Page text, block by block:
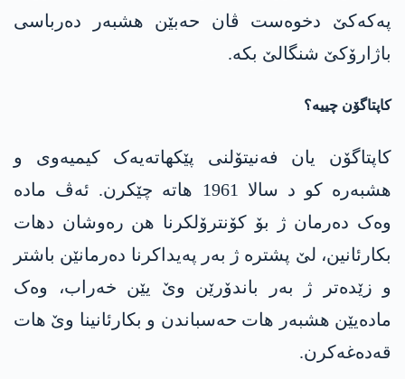
پەکەکێ دخوەست ڤان حەبێن هشبەر دەرباسی
باژارۆکێ شنگالێ بکە.
کاپتاگۆن چییە؟
کاپتاگۆن یان فەنیتۆلنی پێکھاتەیەک کیمیەوی و
هشبەرە کو د سالا 1961 ھاتە چێکرن. ئەڤ مادە
وەک دەرمان ژ بۆ کۆنترۆلکرنا ھن رەوشان دھات
بکارئانین، لێ پشترە ژ بەر پەیداکرنا دەرمانێن باشتر
و زێدەتر ژ بەر باندۆرێن وێ یێن خەراب، وەک
مادەیێن هشبەر ھات حەسباندن و بکارئانینا وێ ھات
قەدەغەکرن.